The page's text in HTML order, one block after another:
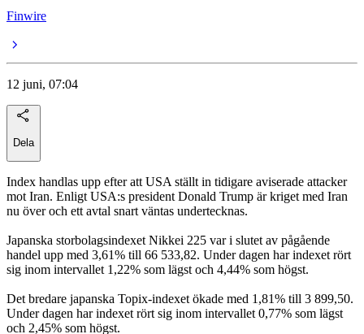
Finwire
12 juni, 07:04
Dela
Index handlas upp efter att USA ställt in tidigare aviserade attacker
mot Iran. Enligt USA:s president Donald Trump är kriget med Iran
nu över och ett avtal snart väntas undertecknas.
Japanska storbolagsindexet Nikkei 225 var i slutet av pågående
handel upp med 3,61% till 66 533,82. Under dagen har indexet rört
sig inom intervallet 1,22% som lägst och 4,44% som högst.
Det bredare japanska Topix-indexet ökade med 1,81% till 3 899,50.
Under dagen har indexet rört sig inom intervallet 0,77% som lägst
och 2,45% som högst.